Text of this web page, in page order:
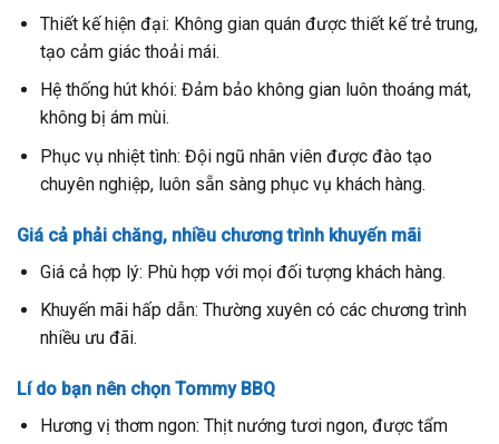
Thiết kế hiện đại: Không gian quán được thiết kế trẻ trung,
tạo cảm giác thoải mái.
Hệ thống hút khói: Đảm bảo không gian luôn thoáng mát,
không bị ám mùi.
Phục vụ nhiệt tình: Đội ngũ nhân viên được đào tạo
chuyên nghiệp, luôn sẵn sàng phục vụ khách hàng.
Giá cả phải chăng, nhiều chương trình khuyến mãi
Giá cả hợp lý: Phù hợp với mọi đối tượng khách hàng.
Khuyến mãi hấp dẫn: Thường xuyên có các chương trình
nhiều ưu đãi.
Lí do bạn nên chọn Tommy BBQ
Hương vị thơm ngon: Thịt nướng tươi ngon, được tẩm